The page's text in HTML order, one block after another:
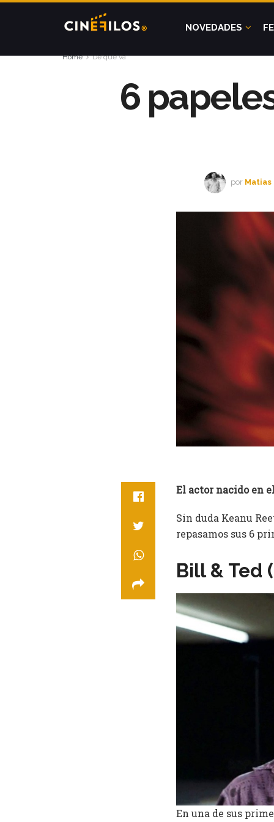
NOVEDADES
Home De qué va
6
por Matias
El actor nacido en
Sin duda Keanu
repasamos sus 6
Bill & Ted
En una de sus